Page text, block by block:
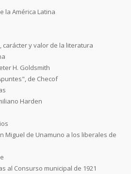
la América Latina
carácter y valor de la literatura
H. Goldsmith
de Checof
Harden
Miguel de Unamuno a los liberales de
al Consurso municipal de 1921